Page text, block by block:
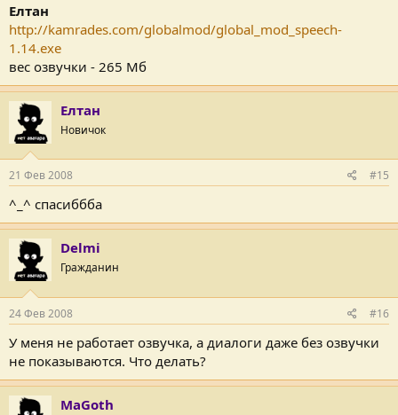
Елтан
http://kamrades.com/globalmod/global_mod_speech-
1.14.exe
вес озвучки - 265 Мб
Елтан
Новичок
21 Фев 2008 #15
^_^ спасиббба
Delmi
Гражданин
24 Фев 2008 #16
У меня не работает озвучка, а диалоги даже без озвучки
не показываются. Что делать?
MaGoth